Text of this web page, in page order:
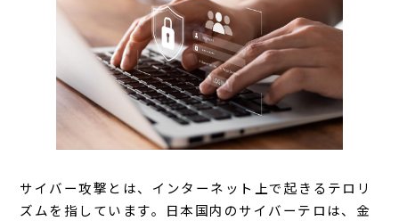
サイバー攻撃とは、インターネット上で起きるテロリ
ズムを指しています。日本国内のサイバーテロは、金